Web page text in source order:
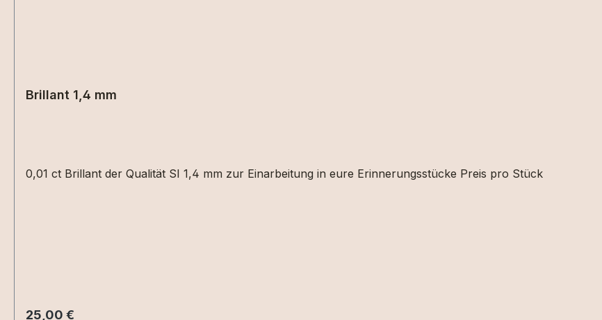
Brillant 1,4 mm
0,01 ct Brillant der Qualität SI 1,4 mm zur Einarbeitung in eure Erinnerungsstücke Preis pro Stück
Regulärer Preis:
25,00 €